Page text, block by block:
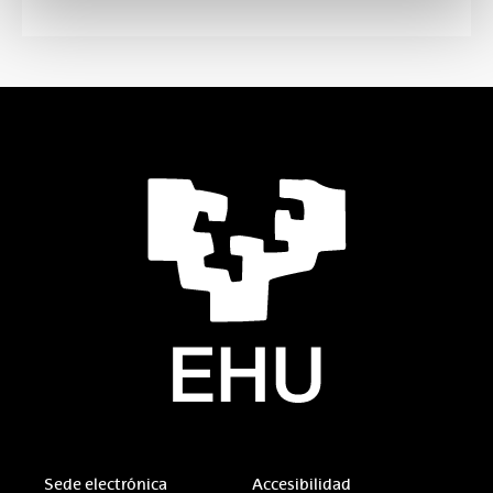
Sede electrónica Accesibilidad